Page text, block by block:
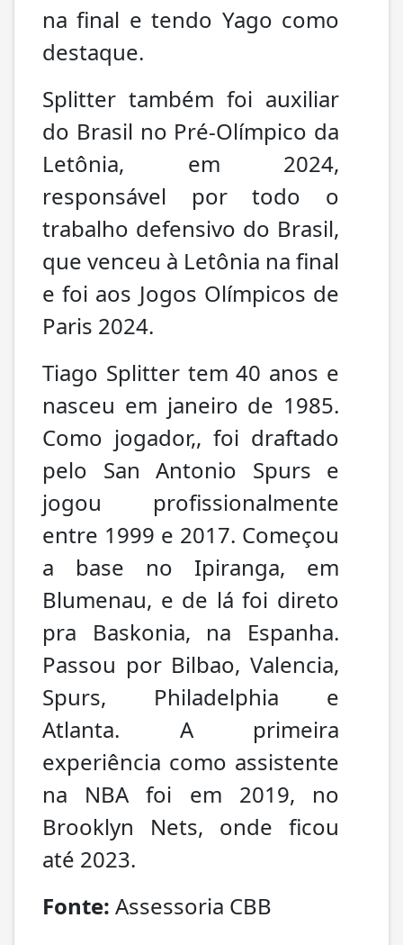
na final e tendo Yago como
destaque.
Splitter também foi auxiliar
do Brasil no Pré-Olímpico da
Letônia, em 2024,
responsável por todo o
trabalho defensivo do Brasil,
que venceu à Letônia na final
e foi aos Jogos Olímpicos de
Paris 2024.
Tiago Splitter tem 40 anos e
nasceu em janeiro de 1985.
Como jogador,, foi draftado
pelo San Antonio Spurs e
jogou profissionalmente
entre 1999 e 2017. Começou
a base no Ipiranga, em
Blumenau, e de lá foi direto
pra Baskonia, na Espanha.
Passou por Bilbao, Valencia,
Spurs, Philadelphia e
Atlanta. A primeira
experiência como assistente
na NBA foi em 2019, no
Brooklyn Nets, onde ficou
até 2023.
Fonte: Assessoria CBB